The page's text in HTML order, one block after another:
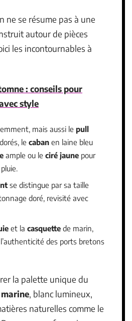
ne se résume pas à une
autour de pièces
les incontournables à
: conseils pour
style
mais aussi le pull
le caban en laine bleu
ample ou le ciré jaune pour
se distingue par sa taille
doré, revisité avec
et la casquette de marin,
des ports bretons
la palette unique du
, blanc lumineux,
naturelles comme le